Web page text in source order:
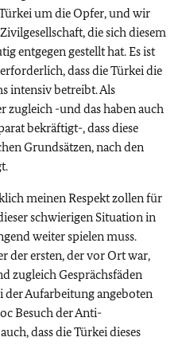
um die Opfer, und wir
die sich diesem
entgegen gestellt hat. Es ist
dass die Türkei die
intensiv betreibt. Als
zugleich -und das haben auch
bekräftigt-, dass diese
Grundsätzen, nach den
meinen Respekt zollen für
schwierigen Situation in
weiter spielen muss.
der ersten, der vor Ort war,
zugleich Gesprächsfäden
Aufarbeitung angeboten
Besuch der Anti-
dass die Türkei dieses